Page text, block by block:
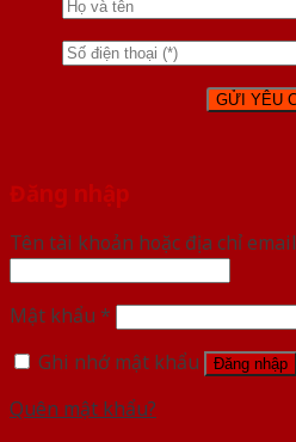
Đăng nhập
Tên tài khoản hoặc địa chỉ email
Mật khẩu *
Ghi nhớ mật khẩu
Đăng nhập
Quên mật khẩu?